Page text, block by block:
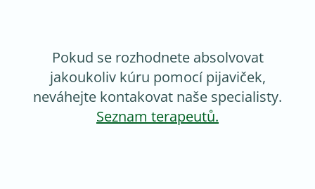
Pokud se rozhodnete absolvovat
jakoukoliv kúru pomocí pijaviček,
neváhejte kontakovat naše specialisty.
Seznam terapeutů.